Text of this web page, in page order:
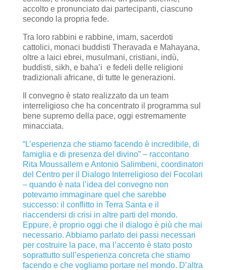
accolto e pronunciato dai partecipanti, ciascuno
secondo la propria fede.
Tra loro rabbini e rabbine, imam, sacerdoti
cattolici, monaci buddisti Theravada e Mahayana,
oltre a laici ebrei, musulmani, cristiani, indù,
buddisti, sikh, e baha’i e fedeli delle religioni
tradizionali africane, di tutte le generazioni.
Il convegno è stato realizzato da un team
interreligioso che ha concentrato il programma sul
bene supremo della pace, oggi estremamente
minacciata.
“L’esperienza che stiamo facendo è incredibile, di
famiglia e di presenza del divino” – raccontano
Rita Moussallem e Antonio Salimbeni, coordinatori
del Centro per il Dialogo Interreligioso dei Focolari
– quando è nata l’idea del convegno non
potevamo immaginare quel che sarebbe
successo: il conflitto in Terra Santa e il
riaccendersi di crisi in altre parti del mondo.
Eppure, è proprio oggi che il dialogo è più che mai
necessario. Abbiamo parlato dei passi necessari
per costruire la pace, ma l’accento è stato posto
soprattutto sull’esperienza concreta che stiamo
facendo e che vogliamo portare nel mondo. D’altra